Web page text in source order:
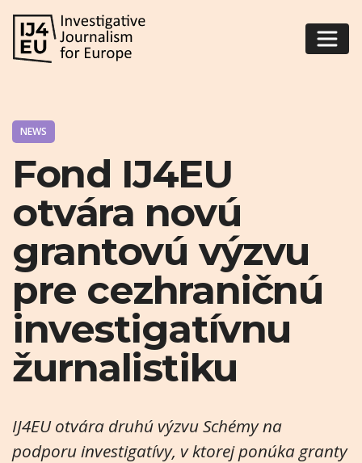
NEWS
Fond IJ4EU
otvára novú
grantovú výzvu
pre cezhraničnú
investigatívnu
žurnalistiku
IJ4EU otvára druhú výzvu Schémy na
podporu investigatívy, v ktorej ponúka granty